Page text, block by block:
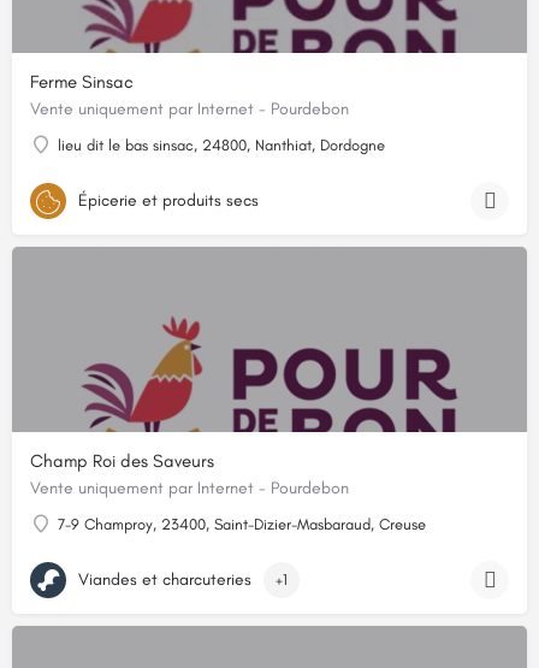
Ferme Sinsac
Vente uniquement par Internet - Pourdebon
lieu dit le bas sinsac, 24800, Nanthiat, Dordogne
Épicerie et produits secs
Champ Roi des Saveurs
Vente uniquement par Internet - Pourdebon
7-9 Champroy, 23400, Saint-Dizier-Masbaraud, Creuse
Viandes et charcuteries +1